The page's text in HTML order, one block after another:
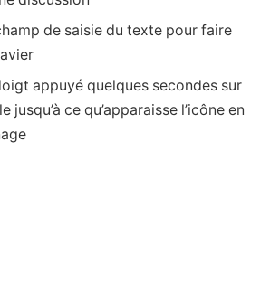
de saisie du texte pour faire
appuyé quelques secondes sur
jusqu’à ce qu’apparaisse l’icône en